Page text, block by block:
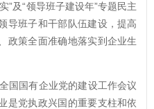
”及“领导班子建设年”专题民主
导班子和干部队伍建设，提高
政策全面准确地落实到企业生
国国有企业党的建设工作会议
是党执政兴国的重要支柱和依